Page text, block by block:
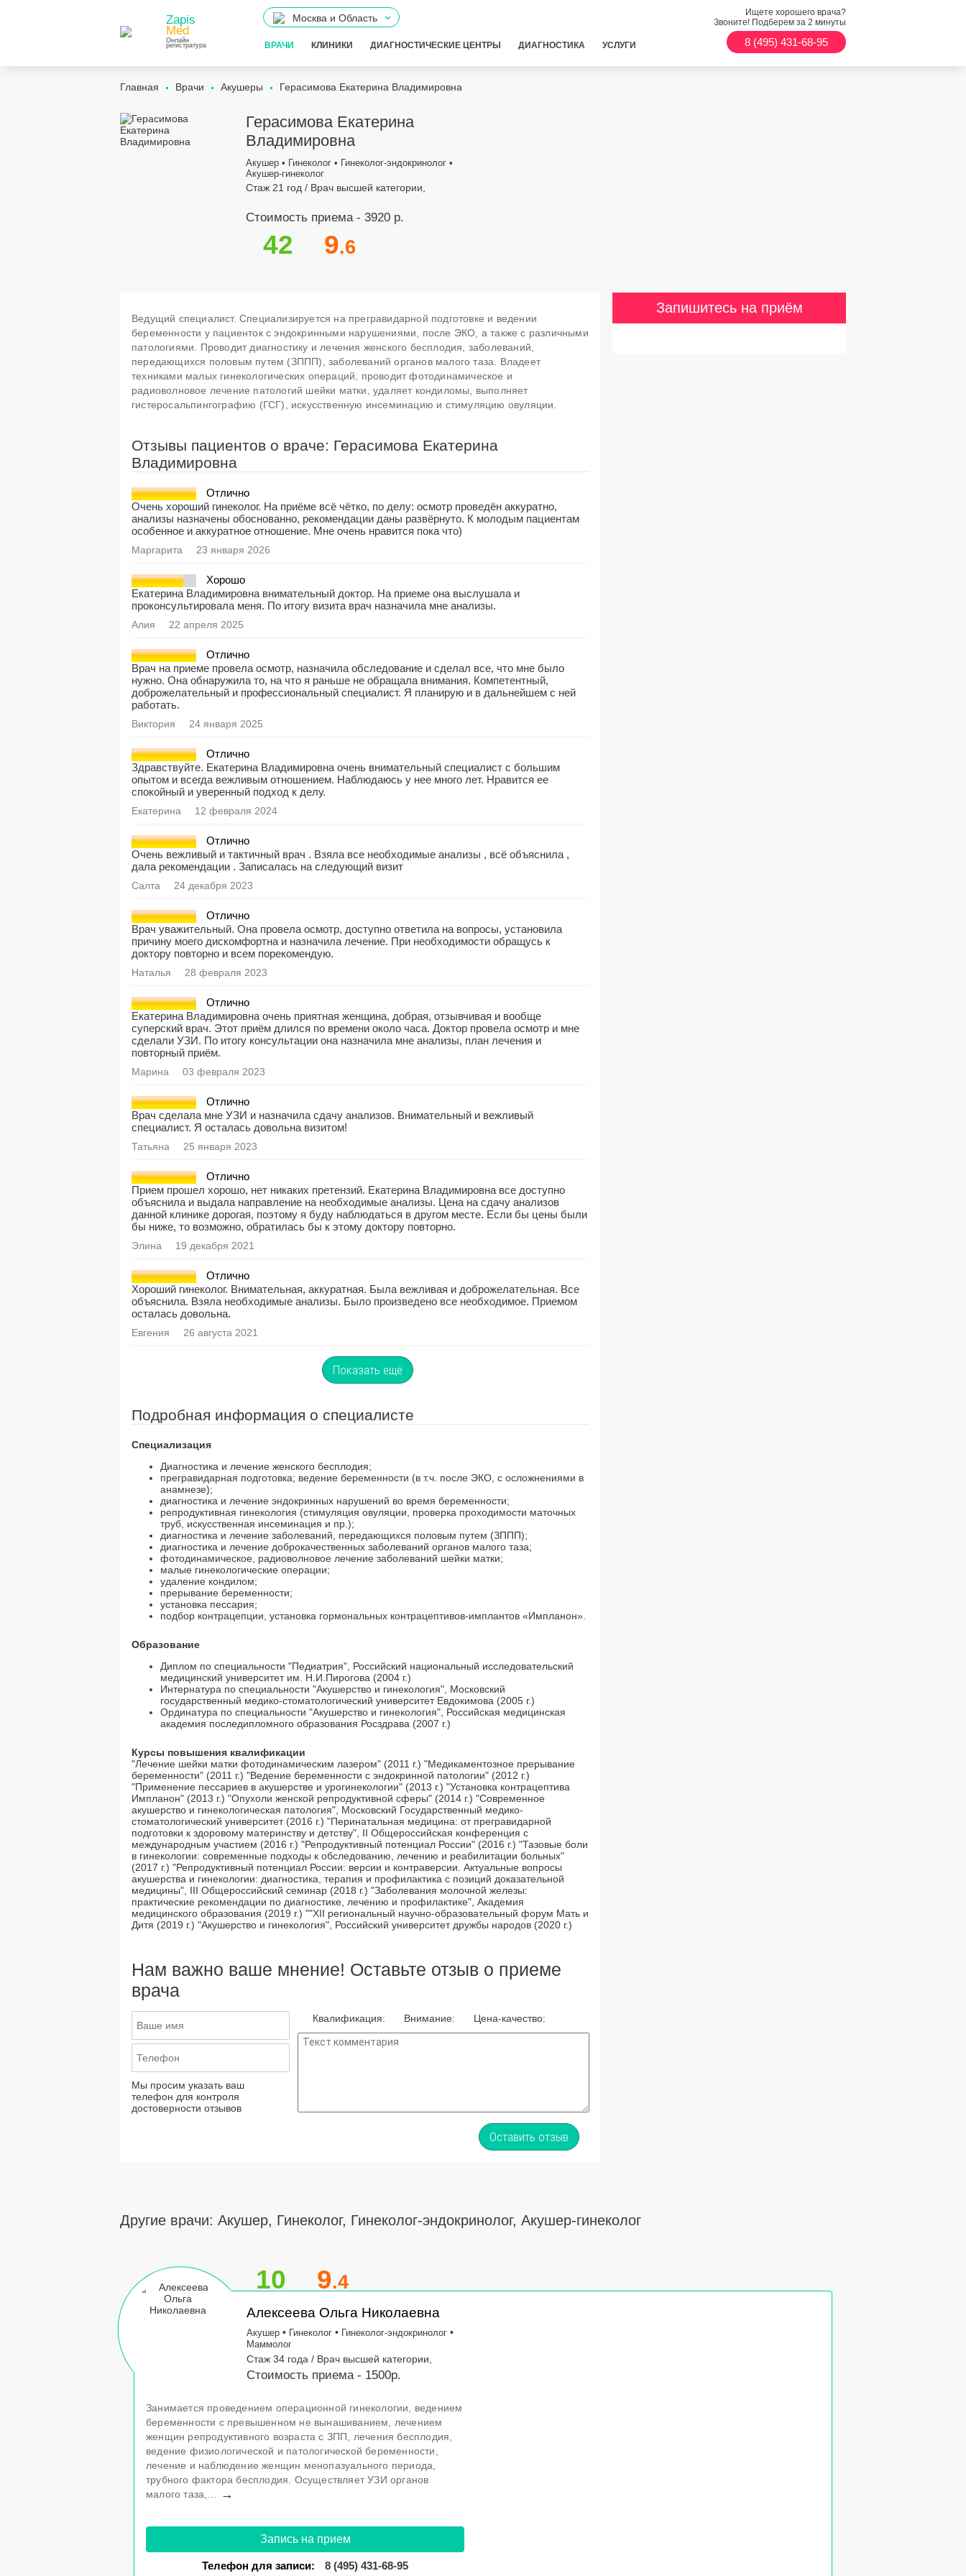
Zapis
Med
Онлайн
регистратура
Ищете хорошего врача?
Звоните! Подберем за 2 минуты
8 (495) 431-68-95
Москва и Область
ВРАЧИ КЛИНИКИ ДИАГНОСТИЧЕСКИЕ ЦЕНТРЫ ДИАГНОСТИКА УСЛУГИ
Главная Врачи Акушеры Герасимова Екатерина Владимировна
Герасимова Екатерина
Владимировна
Акушер • Гинеколог • Гинеколог-эндокринолог •
Акушер-гинеколог
Стаж 21 год / Врач высшей категории,
Стоимость приема - 3920 р.
42 9.6
Запишитесь на приём
Ведущий специалист. Специализируется на прегравидарной подготовке и ведении
беременности у пациенток с эндокринными нарушениями, после ЭКО, а также с различными
патологиями. Проводит диагностику и лечения женского бесплодия, заболеваний,
передающихся половым путем (ЗППП), заболеваний органов малого таза. Владеет
техниками малых гинекологических операций, проводит фотодинамическое и
радиоволновое лечение патологий шейки матки, удаляет кондиломы, выполняет
гистеросальпингографию (ГСГ), искусственную инсеминацию и стимуляцию овуляции.
Отзывы пациентов о враче: Герасимова Екатерина
Владимировна
Отлично
Очень хороший гинеколог. На приёме всё чётко, по делу: осмотр проведён аккуратно,
анализы назначены обоснованно, рекомендации даны развёрнуто. К молодым пациентам
особенное и аккуратное отношение. Мне очень нравится пока что)
Маргарита 23 января 2026
Хорошо
Екатерина Владимировна внимательный доктор. На приеме она выслушала и
проконсультировала меня. По итогу визита врач назначила мне анализы.
Алия 22 апреля 2025
Отлично
Врач на приеме провела осмотр, назначила обследование и сделал все, что мне было
нужно. Она обнаружила то, на что я раньше не обращала внимания. Компетентный,
доброжелательный и профессиональный специалист. Я планирую и в дальнейшем с ней
работать.
Виктория 24 января 2025
Отлично
Здравствуйте. Екатерина Владимировна очень внимательный специалист с большим
опытом и всегда вежливым отношением. Наблюдаюсь у нее много лет. Нравится ее
спокойный и уверенный подход к делу.
Екатерина 12 февраля 2024
Отлично
Очень вежливый и тактичный врач . Взяла все необходимые анализы , всё объяснила ,
дала рекомендации . Записалась на следующий визит
Салта 24 декабря 2023
Отлично
Врач уважительный. Она провела осмотр, доступно ответила на вопросы, установила
причину моего дискомфортна и назначила лечение. При необходимости обращусь к
доктору повторно и всем порекомендую.
Наталья 28 февраля 2023
Отлично
Екатерина Владимировна очень приятная женщина, добрая, отзывчивая и вообще
суперский врач. Этот приём длился по времени около часа. Доктор провела осмотр и мне
сделали УЗИ. По итогу консультации она назначила мне анализы, план лечения и
повторный приём.
Марина 03 февраля 2023
Отлично
Врач сделала мне УЗИ и назначила сдачу анализов. Внимательный и вежливый
специалист. Я осталась довольна визитом!
Татьяна 25 января 2023
Отлично
Прием прошел хорошо, нет никаких претензий. Екатерина Владимировна все доступно
объяснила и выдала направление на необходимые анализы. Цена на сдачу анализов
данной клинике дорогая, поэтому я буду наблюдаться в другом месте. Если бы цены были
бы ниже, то возможно, обратилась бы к этому доктору повторно.
Элина 19 декабря 2021
Отлично
Хороший гинеколог. Внимательная, аккуратная. Была вежливая и доброжелательная. Все
объяснила. Взяла необходимые анализы. Было произведено все необходимое. Приемом
осталась довольна.
Евгения 26 августа 2021
Показать ещё
Подробная информация о специалисте
Специализация
Диагностика и лечение женского бесплодия;
прегравидарная подготовка; ведение беременности (в т.ч. после ЭКО, с осложнениями в
анамнезе);
диагностика и лечение эндокринных нарушений во время беременности;
репродуктивная гинекология (стимуляция овуляции, проверка проходимости маточных
труб, искусственная инсеминация и пр.);
диагностика и лечение заболеваний, передающихся половым путем (ЗППП);
диагностика и лечение доброкачественных заболеваний органов малого таза;
фотодинамическое, радиоволновое лечение заболеваний шейки матки;
малые гинекологические операции;
удаление кондилом;
прерывание беременности;
установка пессария;
подбор контрацепции, установка гормональных контрацептивов-имплантов «Импланон».
Образование
Диплом по специальности "Педиатрия", Российский национальный исследовательский
медицинский университет им. Н.И.Пирогова (2004 г.)
Интернатура по специальности "Акушерство и гинекология", Московский
государственный медико-стоматологический университет Евдокимова (2005 г.)
Ординатура по специальности "Акушерство и гинекология", Российская медицинская
академия последипломного образования Росздрава (2007 г.)
Курсы повышения квалификации
"Лечение шейки матки фотодинамическим лазером" (2011 г.) "Медикаментозное прерывание
беременности" (2011 г.) "Ведение беременности с эндокринной патологии" (2012 г.)
"Применение пессариев в акушерстве и урогинекологии" (2013 г.) "Установка контрацептива
Импланон" (2013 г.) "Опухоли женской репродуктивной сферы" (2014 г.) "Современное
акушерство и гинекологическая патология", Московский Государственный медико-
стоматологический университет (2016 г.) "Перинатальная медицина: от прегравидарной
подготовки к здоровому материнству и детству", II Общероссийская конференция с
международным участием (2016 г.) "Репродуктивный потенциал России" (2016 г.) "Тазовые боли
в гинекологии: современные подходы к обследованию, лечению и реабилитации больных"
(2017 г.) "Репродуктивный потенциал России: версии и контраверсии. Актуальные вопросы
акушерства и гинекологии: диагностика, терапия и профилактика с позиций доказательной
медицины", III Общероссийский семинар (2018 г.) "Заболевания молочной железы:
практические рекомендации по диагностике, лечению и профилактике", Академия
медицинского образования (2019 г.) ""XII региональный научно-образовательный форум Мать и
Дитя (2019 г.) "Акушерство и гинекология", Российский университет дружбы народов (2020 г.)
Нам важно ваше мнение! Оставьте отзыв о приеме
врача
Мы просим указать ваш
телефон для контроля
достоверности отзывов
Квалификация: Внимание: Цена-качество:
Оставить отзыв
Другие врачи: Акушер, Гинеколог, Гинеколог-эндокринолог, Акушер-гинеколог
10 9.4
Алексеева Ольга Николаевна
Акушер • Гинеколог • Гинеколог-эндокринолог •
Маммолог
Стаж 34 года / Врач высшей категории,
Стоимость приема - 1500р.
Занимается проведением операционной гинекологии, ведением
беременности с превышенном не вынашиванием, лечением
женщин репродуктивного возраста с ЗПП, лечения бесплодия,
ведение физиологической и патологической беременности,
лечение и наблюдение женщин менопазуального периода,
трубного фактора бесплодия. Осуществляет УЗИ органов
малого таза,...
→
Запись на прием
Телефон для записи: 8 (495) 431-68-95